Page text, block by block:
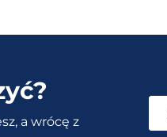
a wrócę z